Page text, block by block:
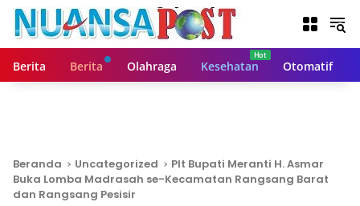
Berita Berita Olahraga Kesehatan Otomatif
Beranda Uncategorized
Plt Bupati Meranti H. Asmar
Buka Lomba Madrasah se-Kecamatan Rangsang Barat
dan Rangsang Pesisir